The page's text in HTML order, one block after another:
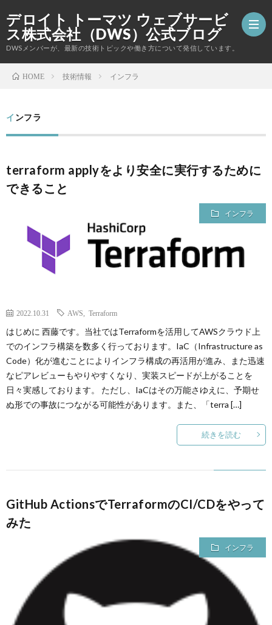
デロイト トーマツ ウェブサービ
ス株式会社（DWS）公式ブログ
DWSメンバーが、最新の技術トピックや働き方について発信しています。
ポ
イ
報
い
HOME 技術情報 インフラ
インフラ
terraform applyをより安全に実行するために
できること
インフラ
2022.10.31 AWS Terraform
はじめに 西藤です。当社ではTerraformを活用してAWSクラウド上
でのインフラ構築を数多く行っております。IaC（Infrastructure as
Code）化が進むことによりインフラ構成の再活用が進み、また迅速
なピアレビューもやりやすくなり、実装スピードが上がることを
日々実感しております。 ただし、IaCはその万能さゆえに、予期せ
ぬ形での事故につながる可能性があります。また、「terra […]
続きを読む
GitHub ActionsでTerraformのCI/CDをやって
みた
インフラ